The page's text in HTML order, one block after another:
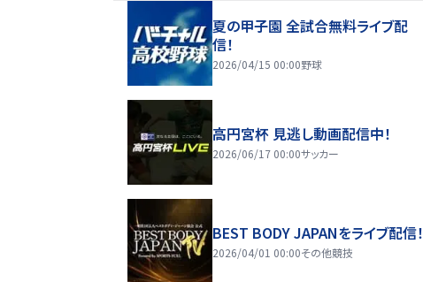
夏の甲子園 全試合無料ライブ配
信！
2026/04/15 00:00野球
高円宮杯 見逃し動画配信中！
2026/06/17 00:00サッカー
BEST BODY JAPANをライブ配信！
2026/04/01 00:00その他競技